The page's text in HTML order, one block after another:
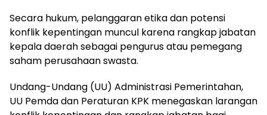
Secara hukum, pelanggaran etika dan potensi
konflik kepentingan muncul karena rangkap jabatan
kepala daerah sebagai pengurus atau pemegang
saham perusahaan swasta.
Undang-Undang (UU) Administrasi Pemerintahan,
UU Pemda dan Peraturan KPK menegaskan larangan